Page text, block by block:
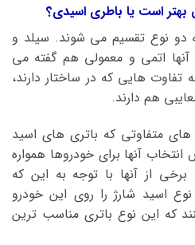
بهتر است یا باطری اسیدی؟
دو نوع تقسیم می شوند. سیلد و
آنها اتمی و معمولی هم گفته می
تفاوت هایی که در ساختار دارند،
هم دارند.
های متفاوتی که باتری های اسید
آنها برای خودروها همواره
از آنها با توجه به این که
اسید شارژ را روی این خودرو
که این نوع باتری مناسب ترین